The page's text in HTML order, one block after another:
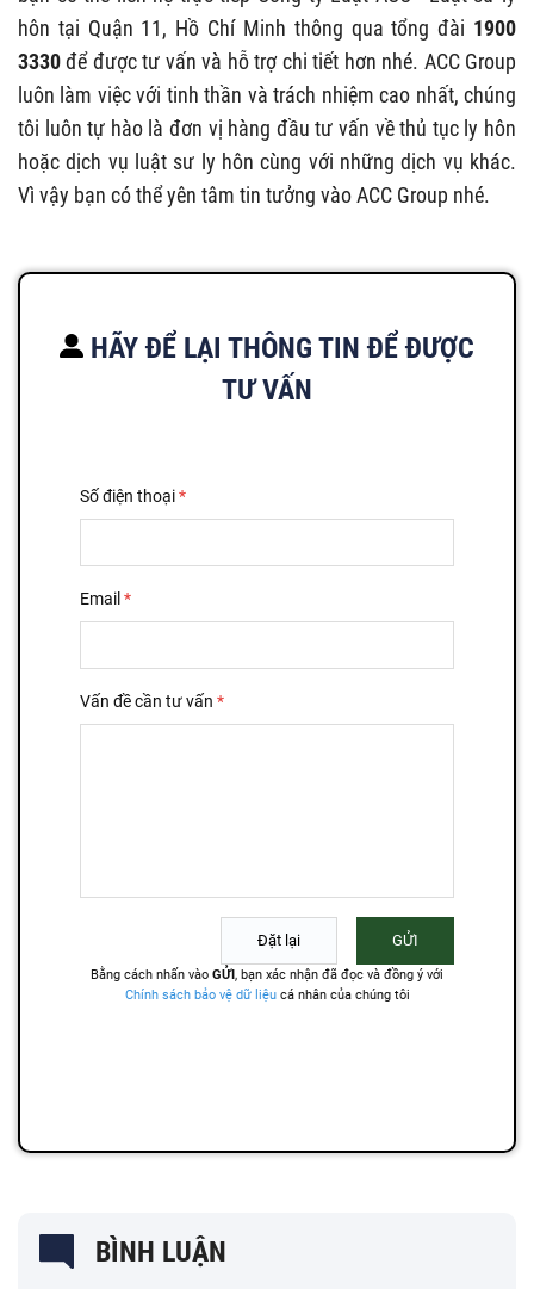
hôn tại Quận 11, Hồ Chí Minh thông qua tổng đài 1900
3330để được tư vấn và hỗ trợ chi tiết hơn nhé. ACC Group
luôn làm việc với tinh thần và trách nhiệm cao nhất, chúng
tôi luôn tự hào là đơn vị hàng đầu tư vấn về thủ tục ly hôn
hoặc dịch vụ luật sư ly hôn cùng với những dịch vụ khác.
Vì vậy bạn có thể yên tâm tin tưởng vào ACC Group nhé.
HÃY ĐỂ LẠI THÔNG TIN ĐỂ ĐƯỢC
TƯ VẤN
BÌNH LUẬN